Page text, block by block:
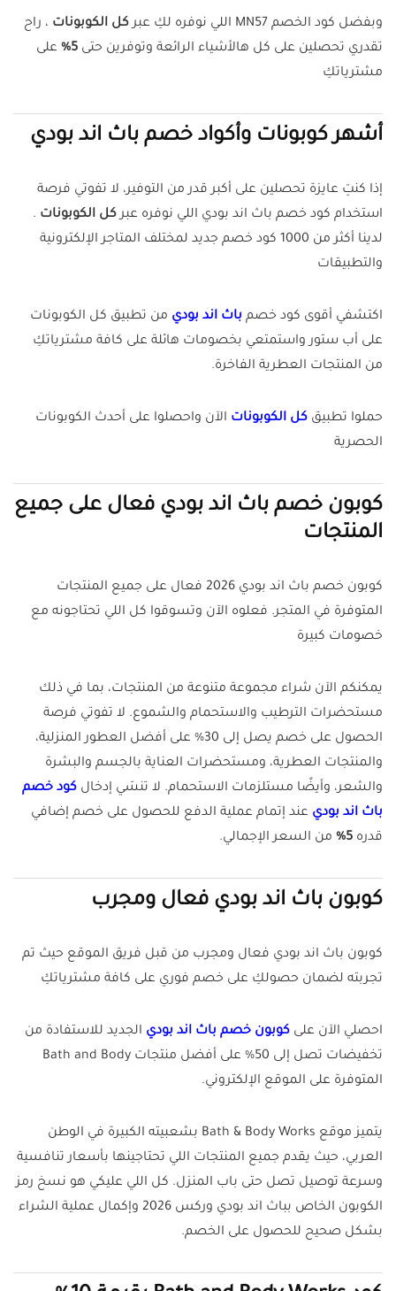
وبفضل كود الخصم MN57 اللي نوفره لكِ عبركل الكوبونات ، راح
تقدري تحصلين على كل هالأشياء الرائعة وتوفرين حتى 5%
على
مشترياتكِ
أشهر كوبونات وأكواد خصم باث اند بودي
إذا كنتِ عايزة تحصلين على أكبر قدر من التوفير، لا تفوتي فرصة
استخدام كود خصم باث اند بودي اللي نوفره عبركل الكوبونات .
لدينا أكثر من 1000 كود خصم جديد لمختلف المتاجر الإلكترونية
والتطبيقات
اكتشفي أقوى كود خصم باث اند بودي من تطبيق كل الكوبونات
على أب ستور واستمتعي بخصومات هائلة على كافة مشترياتكِ
من المنتجات العطرية الفاخرة.
حملوا تطبيق كل الكوبونات الآن واحصلوا على أحدث الكوبونات
الحصرية
كوبون خصم باث اند بودي فعال على جميع
المنتجات
كوبون خصم باث اند بودي 2026 فعال على جميع المنتجات
المتوفرة في المتجر. فعلوه الآن وتسوقوا كل اللي تحتاجونه مع
خصومات كبيرة
يمكنكم الآن شراء مجموعة متنوعة من المنتجات، بما في ذلك
مستحضرات الترطيب والاستحمام والشموع. لا تفوتي فرصة
الحصول على خصم يصل إلى 30% على أفضل العطور المنزلية،
والمنتجات العطرية، ومستحضرات العناية بالجسم والبشرة
والشعر، وأيضًا مستلزمات الاستحمام. لا تنسَي إدخال كود خصم
باث اند بودي عند إتمام عملية الدفع للحصول على خصم إضافي
قدره 5% من السعر الإجمالي.
كوبون باث اند بودي فعال ومجرب
كوبون باث اند بودي فعال ومجرب من قبل فريق الموقع حيث تم
تجربته لضمان حصولكِ على خصم فوري على كافة مشترياتكِ
احصلي الآن على كوبون خصم باث اند بودي الجديد للاستفادة من
تخفيضات تصل إلى 50% على أفضل منتجات Bath and Body
المتوفرة على الموقع الإلكتروني.
يتميز موقع Bath & Body Works بشعبيته الكبيرة في الوطن
العربي، حيث يقدم جميع المنتجات اللي تحتاجينها بأسعار تنافسية
وسرعة توصيل تصل حتى باب المنزل. كل اللي عليكي هو نسخ رمز
الكوبون الخاص بباث اند بودي وركس 2026 وإكمال عملية الشراء
بشكل صحيح للحصول على الخصم.